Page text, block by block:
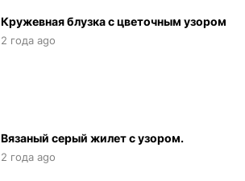
Кружевная блузка с цветочным узором
2 года ago
Вязаный серый жилет с узором.
2 года ago